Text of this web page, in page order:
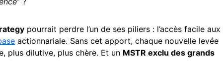
pourrait perdre l’un de ses piliers : l’accès facile aux
actionnariale. Sans cet apport, chaque nouvelle levée
plus dilutive, plus chère. Et un MSTR exclu des grands